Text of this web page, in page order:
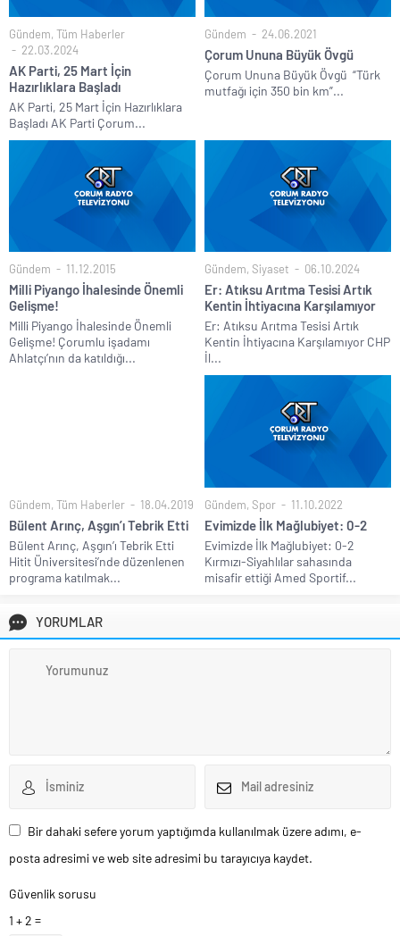
Gündem, Tüm Haberler
22.03.2024
AK Parti, 25 Mart İçin
Hazırlıklara Başladı
AK Parti, 25 Mart İçin Hazırlıklara
Başladı AK Parti Çorum...
Gündem 24.06.2021
Çorum Ununa Büyük Övgü
Çorum Ununa Büyük Övgü “Türk
mutfağı için 350 bin km”...
Gündem 11.12.2015
Milli Piyango İhalesinde Önemli
Gelişme!
Milli Piyango İhalesinde Önemli
Gelişme! Çorumlu işadamı
Ahlatçı’nın da katıldığı...
Gündem, Siyaset 06.10.2024
Er: Atıksu Arıtma Tesisi Artık
Kentin İhtiyacına Karşılamıyor
Er: Atıksu Arıtma Tesisi Artık
Kentin İhtiyacına Karşılamıyor CHP
İl...
Gündem, Tüm Haberler 18.04.2019
Bülent Arınç, Aşgın’ı Tebrik Etti
Bülent Arınç, Aşgın’ı Tebrik Etti
Hitit Üniversitesi’nde düzenlenen
programa katılmak...
Gündem, Spor 11.10.2022
Evimizde İlk Mağlubiyet: 0-2
Evimizde İlk Mağlubiyet: 0-2
Kırmızı-Siyahlılar sahasında
misafir ettiği Amed Sportif...
YORUMLAR
Bir dahaki sefere yorum yaptığımda kullanılmak üzere adımı, e-
posta adresimi ve web site adresimi bu tarayıcıya kaydet.
Güvenlik sorusu
1 + 2 =